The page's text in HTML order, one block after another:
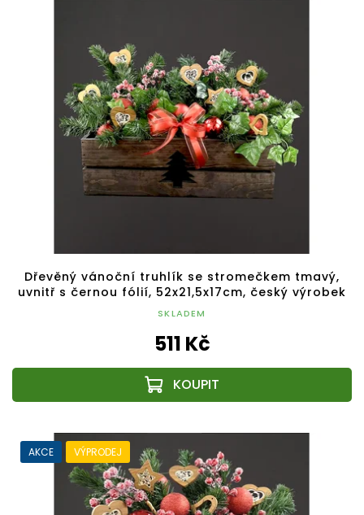
Dřevěný vánoční truhlík se stromečkem tmavý,
uvnitř s černou fólií, 52x21,5x17cm, český výrobek
SKLADEM
511 Kč
AKCE VÝPRODEJ